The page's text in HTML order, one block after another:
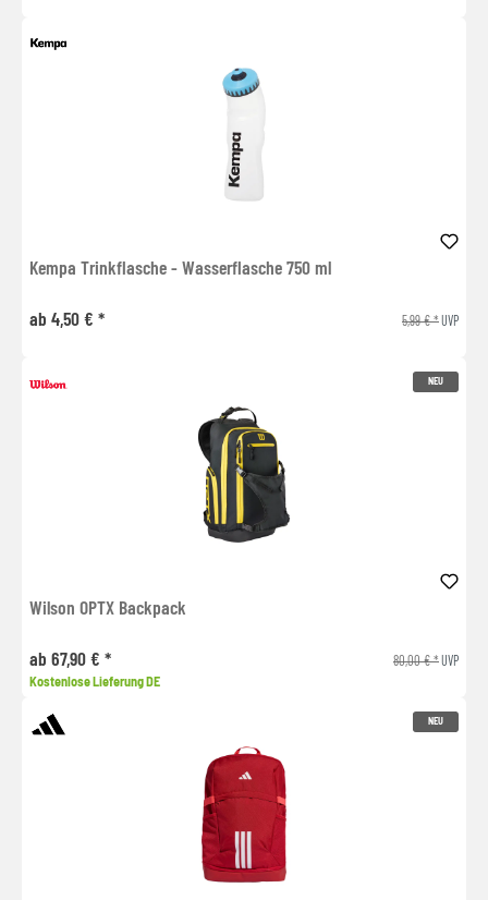
Kempa Trinkflasche - Wasserflasche 750 ml
ab 4,50 € * 5,99 € *UVP
NEU
Wilson OPTX Backpack
ab 67,90 € * 80,00 € *UVP
Kostenlose Lieferung DE
NEU